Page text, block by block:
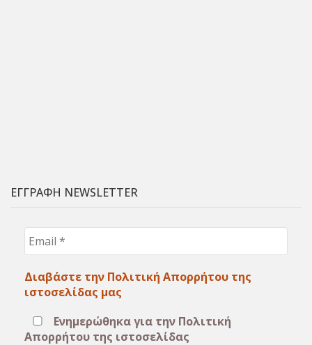
ΕΓΓΡΑΦΗ NEWSLETTER
Διαβάστε την Πολιτική Απορρήτου της
ιστοσελίδας μας
Ενημερώθηκα για την Πολιτική
Απορρήτου της ιστοσελίδας